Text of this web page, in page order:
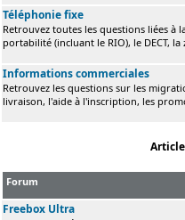
Téléphonie fixe
Retrouvez toutes les questions liées à
portabilité (incluant le RIO), le DECT, la
Informations commerciales
Retrouvez les questions sur les
livraison, l'aide à l'inscription, les
Forum
Freebox Ultra